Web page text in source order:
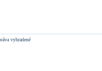
vyhradené